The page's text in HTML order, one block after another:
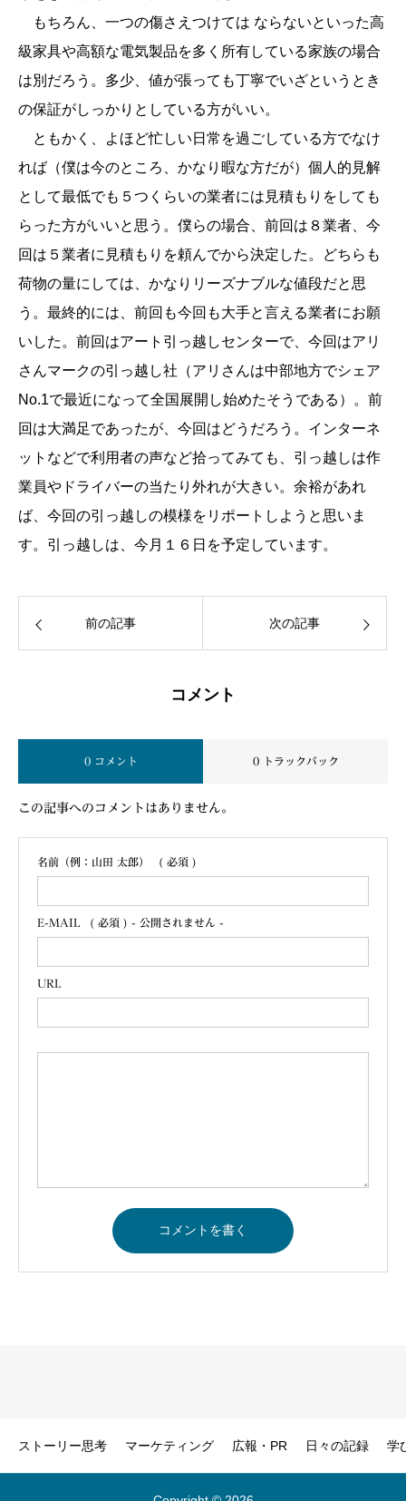
もちろん、一つの傷さえつけては ならないといった高
級家具や高額な電気製品を多く所有している家族の場合
は別だろう。多少、値が張っても丁寧でいざというとき
の保証がしっかりとしている方がいい。
ともかく、よほど忙しい日常を過ごしている方でなけ
れば（僕は今のところ、かなり暇な方だが）個人的見解
として最低でも５つくらいの業者には見積もりをしても
らった方がいいと思う。僕らの場合、前回は８業者、今
回は５業者に見積もりを頼んでから決定した。どちらも
荷物の量にしては、かなりリーズナブルな値段だと思
う。最終的には、前回も今回も大手と言える業者にお願
いした。前回はアート引っ越しセンターで、今回はアリ
さんマークの引っ越し社 （アリさんは中部地方でシェア
No.1で最近になって全国展開し始めたそうである）。前
回は大満足であったが、今回はどうだろう。インターネ
ットなどで利用者の声など拾ってみても、引っ越しは作
業員やドライバーの当たり外れが大きい。余裕があれ
ば、今回の引っ越しの模様をリポートしようと思いま
す。引っ越しは、今月１６日を予定しています。
前の記事 次の記事
コメント
0 コメント 0 トラックバック
この記事へのコメントはありません。
名前（例：山田 太郎） ( 必須 )
E-MAIL ( 必須 ) - 公開されません -
URL
ストーリー思考 マーケティング 広報・PR 日々の記録 学